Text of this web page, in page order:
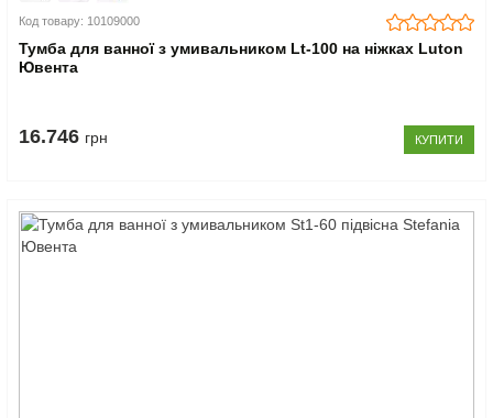
Код товару: 10109000
Тумба для ванної з умивальником Lt-100 на ніжках Luton
Ювента
16.746 грн КУПИТИ